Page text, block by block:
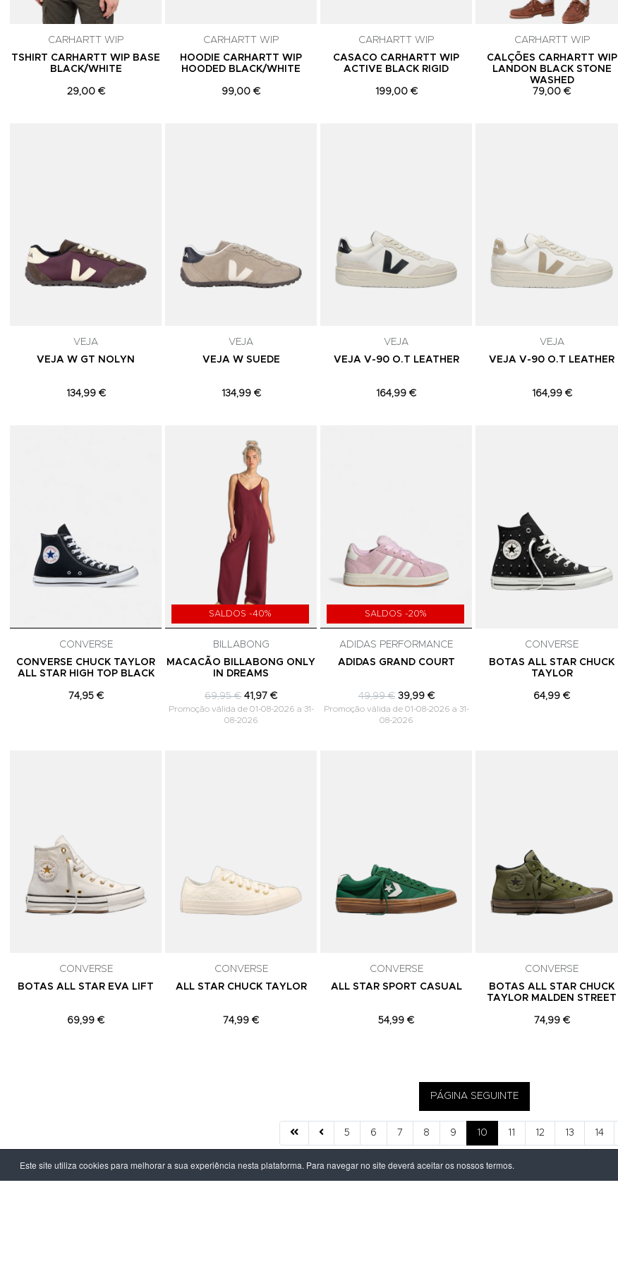
CARHARTT WIP
TSHIRT CARHARTT WIP BASE
BLACK/WHITE
29,00 €
CARHARTT WIP
HOODIE CARHARTT WIP
HOODED BLACK/WHITE
99,00 €
CARHARTT WIP
CASACO CARHARTT WIP
ACTIVE BLACK RIGID
199,00 €
CARHARTT WIP
CALÇÕES CARHARTT WIP
LANDON BLACK STONE
WASHED
79,00 €
VEJA
VEJA W GT NOLYN
134,99 €
VEJA
VEJA W SUEDE
134,99 €
VEJA
VEJA V-90 O.T LEATHER
164,99 €
VEJA
VEJA V-90 O.T LEATHER
164,99 €
CONVERSE
CONVERSE CHUCK TAYLOR
ALL STAR HIGH TOP BLACK
74,95 €
SALDOS -40%
BILLABONG
MACACÃO BILLABONG ONLY
IN DREAMS
69,95 € 41,97 €
Promoção válida de 01-08-2026 a 31-
08-2026
SALDOS -20%
ADIDAS PERFORMANCE
ADIDAS GRAND COURT
49,99 € 39,99 €
Promoção válida de 01-08-2026 a 31-
08-2026
CONVERSE
BOTAS ALL STAR CHUCK
TAYLOR
64,99 €
CONVERSE
BOTAS ALL STAR EVA LIFT
69,99 €
CONVERSE
ALL STAR CHUCK TAYLOR
74,99 €
CONVERSE
ALL STAR SPORT CASUAL
54,99 €
CONVERSE
BOTAS ALL STAR CHUCK
TAYLOR MALDEN STREET
74,99 €
PÁGINA SEGUINTE
5 6 7 8 9 10 11 12 13 14
Este site utiliza cookies para melhorar a sua experiência nesta plataforma. Para navegar no site deverá aceitar os nossos termos.